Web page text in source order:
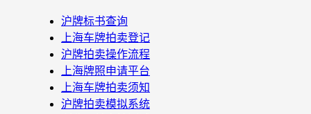
沪牌标书查询
上海车牌拍卖登记
沪牌拍卖操作流程
上海牌照申请平台
上海车牌拍卖须知
沪牌拍卖模拟系统